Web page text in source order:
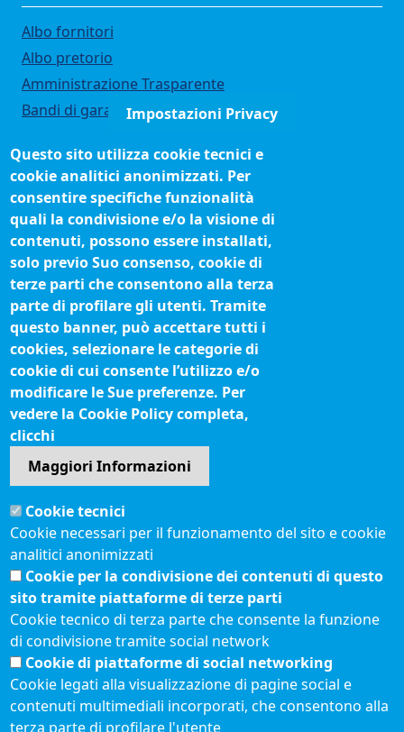
Albo fornitori
Albo pretorio
Amministrazione Trasparente
Bandi di gara
Concorsi e selezioni
Organigramma
Procedimenti (come fare per)
Siti tematici
Biblioteca camerale
Fatturazione elettronica
IBAN pagamenti alla CCIAA
Questionari soddisfazione utenti
Seguici su
Sito web
Accesso riservato
Mappa del sito
Redazione
Statistiche di accesso
Visite totali al portale: 2639894
Menù privacy
Feed RSS
Note legali
© 2021 Camere di
Commercio d'Italia
Impostazioni Privacy
Questo sito utilizza cookie tecnici e
cookie analitici anonimizzati. Per
consentire specifiche funzionalità
quali la condivisione e/o la visione di
contenuti, possono essere installati,
solo previo Suo consenso, cookie di
terze parti che consentono alla terza
parte di profilare gli utenti. Tramite
questo banner, può accettare tutti i
cookies, selezionare le categorie di
cookie di cui consente l’utilizzo e/o
modificare le Sue preferenze. Per
vedere la Cookie Policy completa,
clicchi
Maggiori Informazioni
Cookie tecnici
Cookie necessari per il funzionamento del sito e cookie
analitici anonimizzati
Cookie per la condivisione dei contenuti di questo
sito tramite piattaforme di terze parti
Cookie tecnico di terza parte che consente la funzione
di condivisione tramite social network
Cookie di piattaforme di social networking
Cookie legati alla visualizzazione di pagine social e
contenuti multimediali incorporati, che consentono alla
terza parte di profilare l'utente